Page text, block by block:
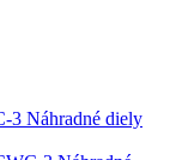
Náhradné diely